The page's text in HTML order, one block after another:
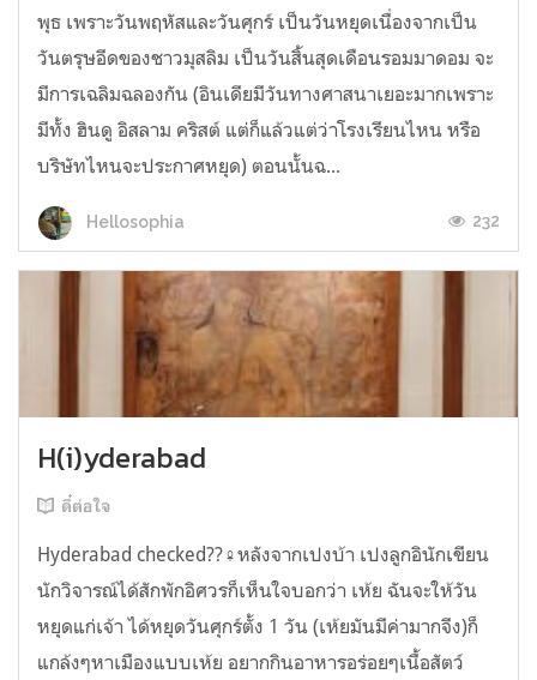
พุธ เพราะวันพฤหัสและวันศุกร์ เป็นวันหยุดเนื่องจากเป็น
วันตรุษอีดของชาวมุสลิม เป็นวันสิ้นสุดเดือนรอมมาดอม จะ
มีการเฉลิมฉลองกัน (อินเดียมีวันทางศาสนาเยอะมากเพราะ
มีทั้ง ฮินดู อิสลาม คริสต์ แต่ก็แล้วแต่ว่าโรงเรียนไหน หรือ
บริษัทไหนจะประกาศหยุด) ตอนนั้นฉ...
Hellosophia 232
H(i)yderabad
ดี๋ต่อใจ
Hyderabad checked??‍♀️หลังจากเปงบ้า เปงลูกอินักเขียน
นักวิจารณ์ได้สักพักอิศวรก็เห็นใจบอกว่า เห้ย ฉันจะให้วัน
หยุดแก่เจ้า ได้หยุดวันศุกร์ตั้ง 1 วัน (เห้ยมันมีค่ามากจีง)ก็
แกล้งๆหาเมืองแบบเห้ย อยากกินอาหารอร่อยๆเนื้อสัตว์